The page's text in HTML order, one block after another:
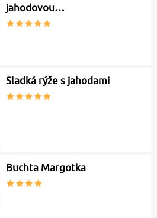
jahodovou…
Sladká rýže s jahodami
Buchta Margotka